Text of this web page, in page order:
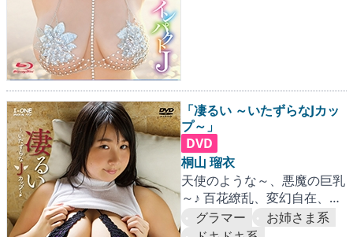
「凄るい ～いたずらなJカッ
プ～」
DVD
桐山 瑠衣
天使のような～、悪魔の巨乳
～♪ 百花繚乱、変幻自在、め
くるめくJカップの嵐！
グラマー
お姉さま系